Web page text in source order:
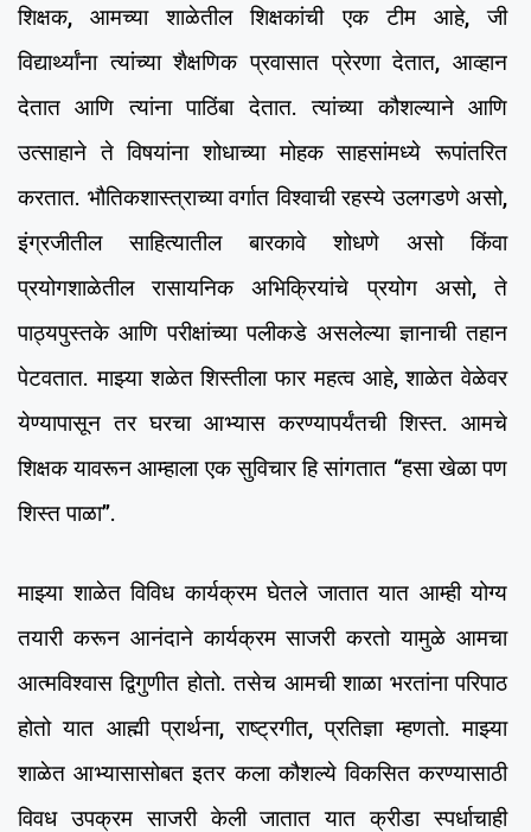
शिक्षक, आमच्या शाळेतील शिक्षकांची एक टीम आहे, जी
विद्यार्थ्यांना त्यांच्या शैक्षणिक प्रवासात प्रेरणा देतात, आव्हान
देतात आणि त्यांना पाठिंबा देतात. त्यांच्या कौशल्याने आणि
उत्साहाने ते विषयांना शोधाच्या मोहक साहसांमध्ये रूपांतरित
करतात. भौतिकशास्त्राच्या वर्गात विश्वाची रहस्ये उलगडणे असो,
इंग्रजीतील साहित्यातील बारकावे शोधणे असो किंवा
प्रयोगशाळेतील रासायनिक अभिक्रियांचे प्रयोग असो, ते
पाठ्यपुस्तके आणि परीक्षांच्या पलीकडे असलेल्या ज्ञानाची तहान
पेटवतात. माझ्या शळेत शिस्तीला फार महत्व आहे, शाळेत वेळेवर
येण्यापासून तर घरचा आभ्यास करण्यापर्यंतची शिस्त. आमचे
शिक्षक यावरून आम्हाला एक सुविचार हि सांगतात “हसा खेळा पण
शिस्त पाळा”.
माझ्या शाळेत विविध कार्यक्रम घेतले जातात यात आम्ही योग्य
तयारी करून आनंदाने कार्यक्रम साजरी करतो यामुळे आमचा
आत्मविश्वास द्विगुणीत होतो. तसेच आमची शाळा भरतांना परिपाठ
होतो यात आह्मी प्रार्थना, राष्ट्रगीत, प्रतिज्ञा म्हणतो. माझ्या
शाळेत आभ्यासासोबत इतर कला कौशल्ये विकसित करण्यासाठी
विवध उपक्रम साजरी केली जातात यात क्रीडा स्पर्धाचाही